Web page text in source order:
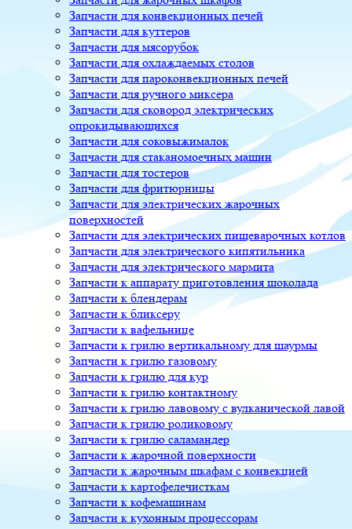
Запчасти для конвекционных печей
Запчасти для куттеров
Запчасти для мясорубок
Запчасти для охлаждаемых столов
Запчасти для пароконвекционных печей
Запчасти для ручного миксера
Запчасти для сковород электрических
опрокидывающихся
Запчасти для соковыжималок
Запчасти для стаканомоечных машин
Запчасти для тостеров
Запчасти для фритюрницы
Запчасти для электрических жарочных
поверхностей
Запчасти для электрических пищеварочных котлов
Запчасти для электрического кипятильника
Запчасти для электрического мармита
Запчасти к аппарату приготовления шоколада
Запчасти к блендерам
Запчасти к бликсеру
Запчасти к вафельнице
Запчасти к грилю вертикальному для шаурмы
Запчасти к грилю газовому
Запчасти к грилю для кур
Запчасти к грилю контактному
Запчасти к грилю лавовому с вулканической лавой
Запчасти к грилю роликовому
Запчасти к грилю саламандер
Запчасти к жарочной поверхности
Запчасти к жарочным шкафам с конвекцией
Запчасти к картофелечисткам
Запчасти к кофемашинам
Запчасти к кухонным процессорам